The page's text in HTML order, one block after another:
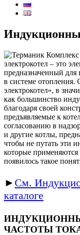
электрокотел – это
предназначенный для
в системе
электрокотел», в
как большинство
благодаря своей
предъявляемые к
согласованию в
и другие котлы,
чтобы не путать эти
которые применяются
появилось такое
► См.
каталоге
ЧАСТОТЫ